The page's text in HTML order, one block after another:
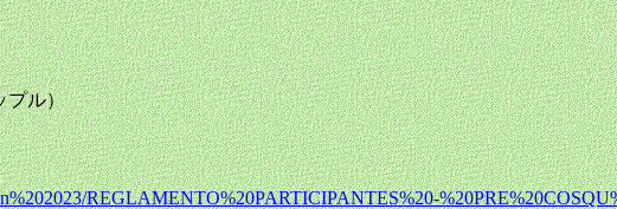
プル）
REGLAMENTO%20PARTICIPANTES%20-